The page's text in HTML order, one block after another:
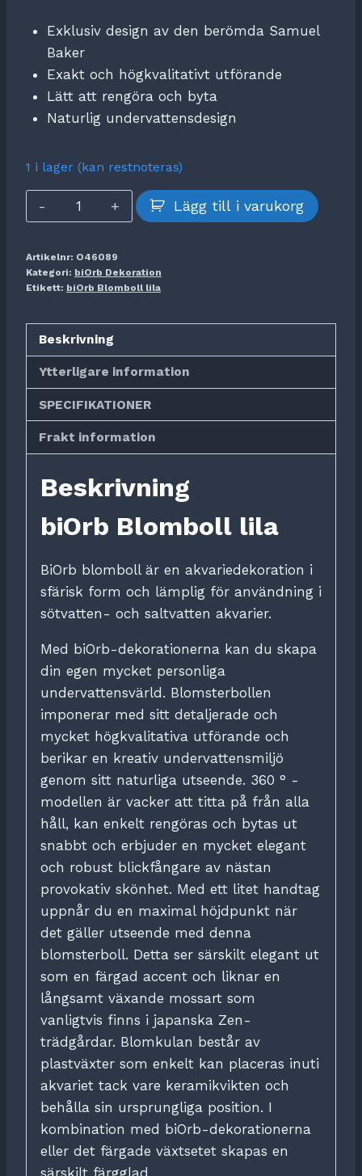
Exklusiv design av den berömda Samuel
Baker
Exakt och högkvalitativt utförande
Lätt att rengöra och byta
Naturlig undervattensdesign
1 i lager (kan restnoteras)
biOrb
Blomboll
mängd
Lägg till i varukorg
Artikelnr: O46089
Kategori: biOrb Dekoration
Etikett: biOrb Blomboll lila
Beskrivning
Ytterligare information
SPECIFIKATIONER
Frakt information
Beskrivning
biOrb Blomboll lila
BiOrb blomboll är en akvariedekoration i
sfärisk form och lämplig för användning i
sötvatten- och saltvatten akvarier.
Med biOrb-dekorationerna kan du skapa
din egen mycket personliga
undervattensvärld. Blomsterbollen
imponerar med sitt detaljerade och
mycket högkvalitativa utförande och
berikar en kreativ undervattensmiljö
genom sitt naturliga utseende. 360 ° -
modellen är vacker att titta på från alla
håll, kan enkelt rengöras och bytas ut
snabbt och erbjuder en mycket elegant
och robust blickfångare av nästan
provokativ skönhet. Med ett litet handtag
uppnår du en maximal höjdpunkt när
det gäller utseende med denna
blomsterboll. Detta ser särskilt elegant ut
som en färgad accent och liknar en
långsamt växande mossart som
vanligtvis finns i japanska Zen-
trädgårdar. Blomkulan består av
plastväxter som enkelt kan placeras inuti
akvariet tack vare keramikvikten och
behålla sin ursprungliga position. I
kombination med biOrb-dekorationerna
eller det färgade växtsetet skapas en
särskilt färgglad